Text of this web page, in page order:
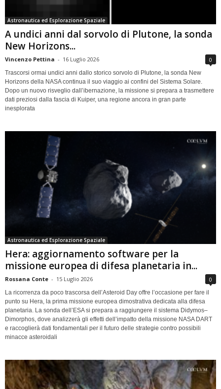
Astronautica ed Esplorazione Spaziale
A undici anni dal sorvolo di Plutone, la sonda
New Horizons...
Vincenzo Pettina - 16 Luglio 2026 0
Trascorsi ormai undici anni dallo storico sorvolo di Plutone, la sonda New
Horizons della NASA continua il suo viaggio ai confini del Sistema Solare.
Dopo un nuovo risveglio dall’ibernazione, la missione si prepara a trasmettere
dati preziosi dalla fascia di Kuiper, una regione ancora in gran parte
inesplorata
Astronautica ed Esplorazione Spaziale
Hera: aggiornamento software per la
missione europea di difesa planetaria in...
Rossana Conte - 15 Luglio 2026 0
La ricorrenza da poco trascorsa dell’Asteroid Day offre l’occasione per fare il
punto su Hera, la prima missione europea dimostrativa dedicata alla difesa
planetaria. La sonda dell’ESA si prepara a raggiungere il sistema Didymos–
Dimorphos, dove analizzerà gli effetti dell’impatto della missione NASA DART
e raccoglierà dati fondamentali per il futuro delle strategie contro possibili
minacce asteroidali